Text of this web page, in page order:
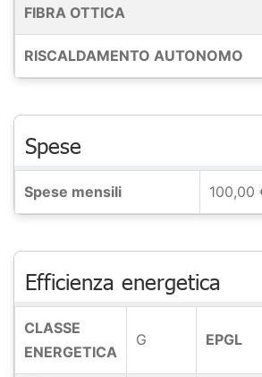
FIBRA OTTICA
RISCALDAMENTO AUTONOMO
Spese
Spese mensili 100,00
Efficienza energetica
CLASSE
ENERGETICA
G EPGL